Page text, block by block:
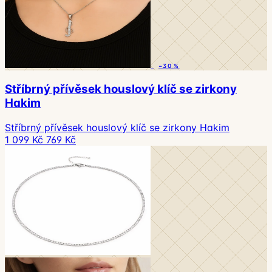
−30 %
Stříbrný přívěsek houslový klíč se zirkony
Hakim
Stříbrný přívěsek houslový klíč se zirkony Hakim
1 099 Kč 769 Kč